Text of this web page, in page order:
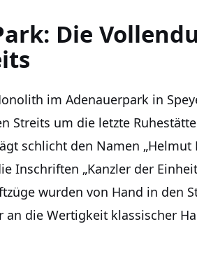
Die
im Adenauerpark in
Streits um die letzte
schlicht den Namen „Helmut
Inschriften „Kanzler der
wurden von Hand in den
die Wertigkeit klassischer